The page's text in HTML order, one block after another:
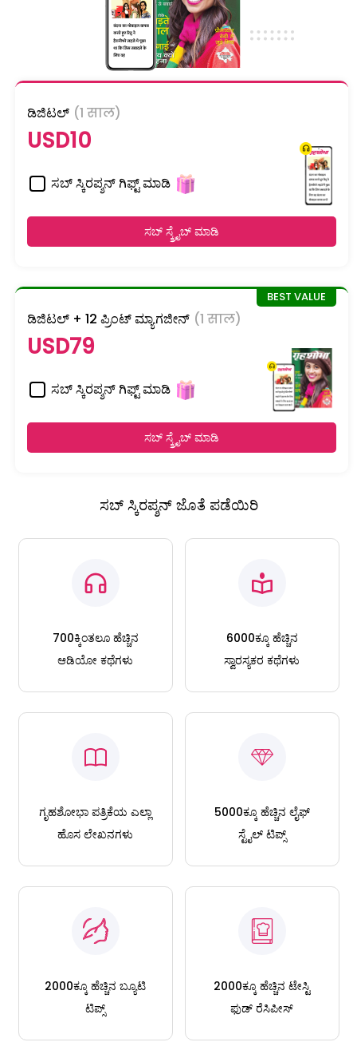
ಡಿಜಿಟಲ್ (1 साल)
USD10
ಸಬ್ ಸ್ಕಿರಪ್ಶನ್ ಗಿಫ್ಟ್ ಮಾಡಿ
ಸಬ್ ಸ್ಕ್ರೈಬ್ ಮಾಡಿ
ಡಿಜಿಟಲ್ + 12 ಪ್ರಿಂಟ್ ಮ್ಯಾಗಜೀನ್ (1 साल)
USD79
ಸಬ್ ಸ್ಕಿರಪ್ಶನ್ ಗಿಫ್ಟ್ ಮಾಡಿ
ಸಬ್ ಸ್ಕ್ರೈಬ್ ಮಾಡಿ
ಸಬ್ ಸ್ಕಿರಪ್ಶನ್ ಜೊತೆ ಪಡೆಯಿರಿ
700ಕ್ಕಿಂತಲೂ ಹೆಚ್ಚಿನ
ಆಡಿಯೋ ಕಥೆಗಳು
6000ಕ್ಕೂ ಹೆಚ್ಚಿನ
ಸ್ವಾರಸ್ಯಕರ ಕಥೆಗಳು
ಗೃಹಶೋಭಾ ಪತ್ರಿಕೆಯ ಎಲ್ಲಾ
ಹೊಸ ಲೇಖನಗಳು
5000ಕ್ಕೂ ಹೆಚ್ಚಿನ ಲೈಫ್
ಸ್ಟೈಲ್ ಟಿಪ್ಸ್
2000ಕ್ಕೂ ಹೆಚ್ಚಿನ ಬ್ಯೂಟಿ
ಟಿಪ್ಸ್
2000ಕ್ಕೂ ಹೆಚ್ಚಿನ ಟೇಸ್ಟಿ
ಫುಡ್ ರೆಸಿಪೀಸ್